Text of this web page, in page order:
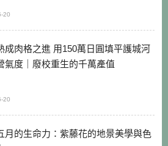
20
成肉格之進 用150萬日圓填平護城河
氣度｜廢校重生的千萬產值
20
月的生命力：紫藤花的地景美學與色